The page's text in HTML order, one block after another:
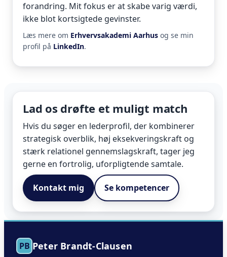
forandring. Mit fokus er at skabe varig værdi,
ikke blot kortsigtede gevinster.
Læs mere om Erhvervsakademi Aarhus og se min
profil på LinkedIn.
Lad os drøfte et muligt match
Hvis du søger en lederprofil, der kombinerer
strategisk overblik, høj eksekveringskraft og
stærk relationel gennemslagskraft, tager jeg
gerne en fortrolig, uforpligtende samtale.
Kontakt mig Se kompetencer
PB Peter Brandt-Clausen